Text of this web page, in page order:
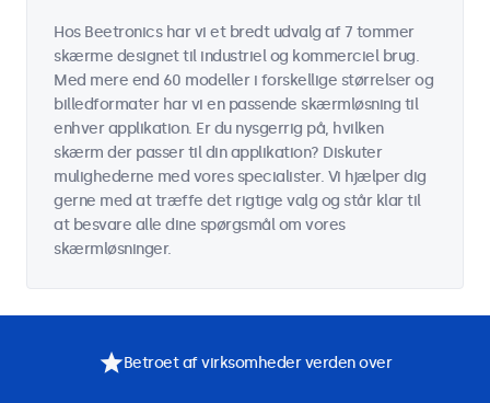
Hos Beetronics har vi et bredt udvalg af 7 tommer
skærme designet til industriel og kommerciel brug.
Med mere end 60 modeller i forskellige størrelser og
billedformater har vi en passende skærmløsning til
enhver applikation. Er du nysgerrig på, hvilken
skærm der passer til din applikation? Diskuter
mulighederne med vores specialister. Vi hjælper dig
gerne med at træffe det rigtige valg og står klar til
at besvare alle dine spørgsmål om vores
skærmløsninger.
Betroet af virksomheder verden over